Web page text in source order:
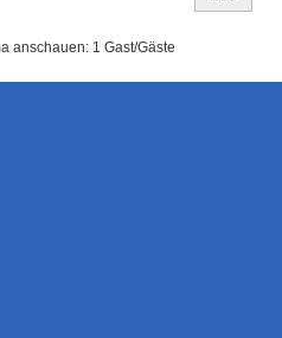
anschauen: 1 Gast/Gäste